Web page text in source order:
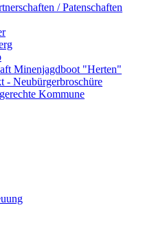
/ Patenschaften
Minenjagdboot "Herten"
- Neubürgerbroschüre
Kommune